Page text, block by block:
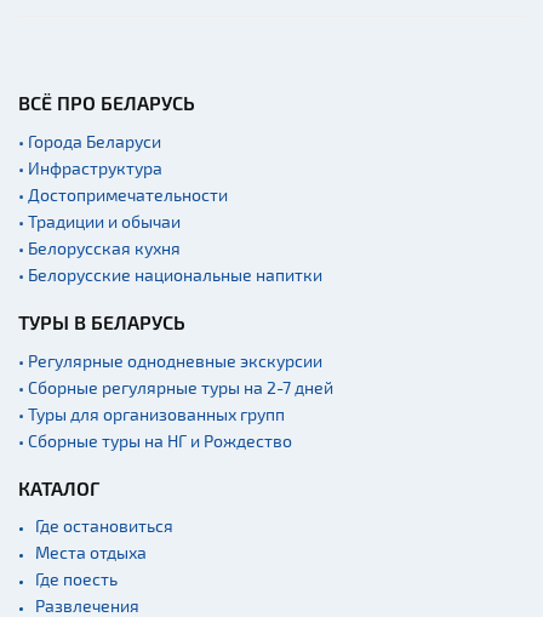
ВСЁ ПРО БЕЛАРУСЬ
• Города Беларуси
• Инфраструктура
• Достопримечательности
• Традиции и обычаи
• Белорусская кухня
• Белорусские национальные напитки
ТУРЫ В БЕЛАРУСЬ
• Регулярные однодневные экскурсии
• Сборные регулярные туры на 2-7 дней
• Туры для организованных групп
• Сборные туры на НГ и Рождество
КАТАЛОГ
Где остановиться
Места отдыха
Где поесть
Развлечения